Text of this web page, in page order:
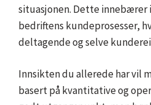
situasjonen. Dette
bedriftens kundeprosesser,
deltagende og selve
Innsikten du allerede har vil
basert på kvantitative og